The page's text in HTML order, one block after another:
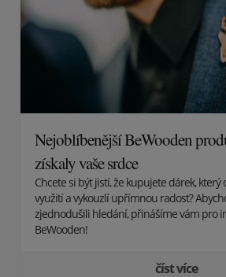
Nejoblíbenější BeWooden
získaly vaše srdce
Chcete si být jistí, že kupujete dárek,
využití a vykouzlí upřímnou radost?
zjednodušili hledání, přinášíme vám pro
BeWooden!
číst více